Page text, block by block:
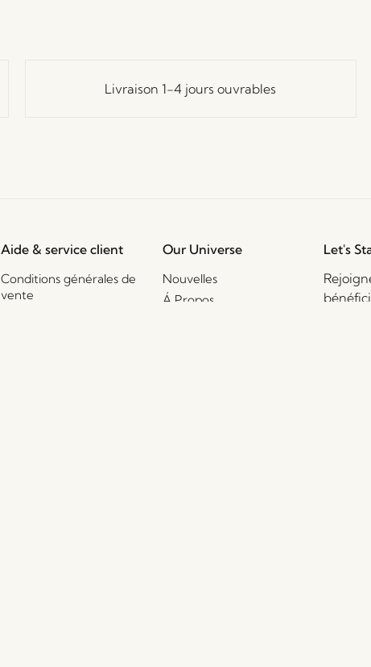
Livraison 1-4 jours ouvrables
Aide & service client
Conditions générales de
vente
Our Universe
Nouvelles
Á Propos
Let's